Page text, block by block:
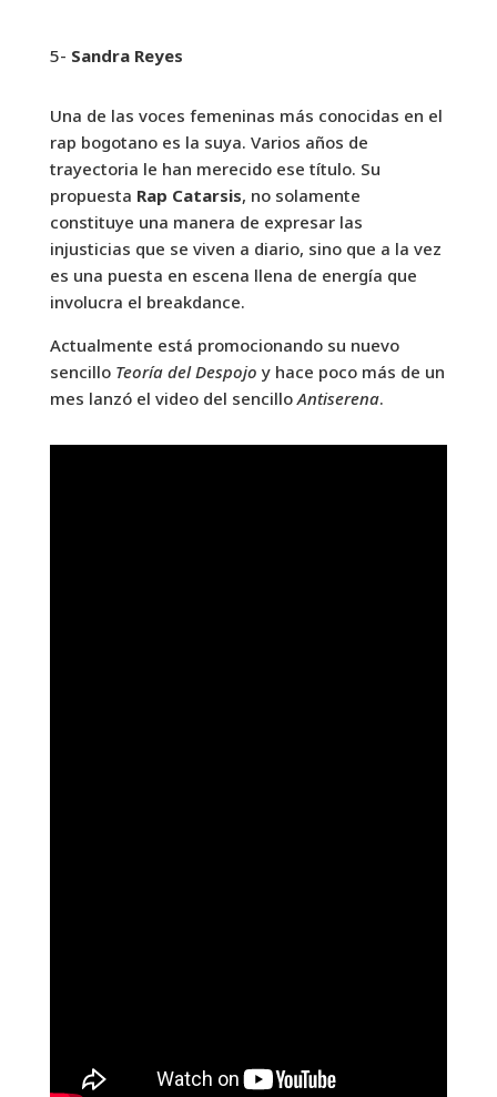
5- Sandra Reyes
Una de las voces femeninas más conocidas en el
rap bogotano es la suya. Varios años de
trayectoria le han merecido ese título. Su
propuesta Rap Catarsis, no solamente
constituye una manera de expresar las
injusticias que se viven a diario, sino que a la vez
es una puesta en escena llena de energía que
involucra el breakdance.
Actualmente está promocionando su nuevo
sencillo Teoría del Despojo y hace poco más de un
mes lanzó el video del sencilloAntiserena.